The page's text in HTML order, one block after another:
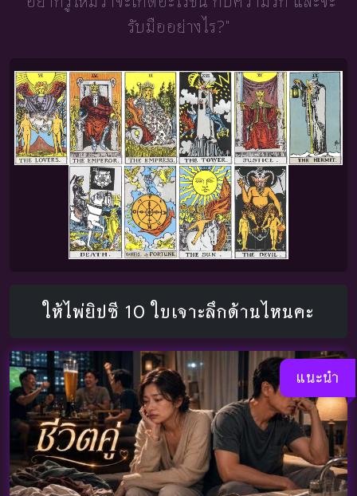
รับมืออย่างไร?"
ให้ไพ่ยิปซี 10 ใบเจาะลึกด้านไหนคะ
แนะนำ